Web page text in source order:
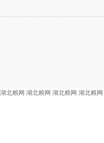
湖北粮网 湖北粮网 湖北粮网 湖北粮网